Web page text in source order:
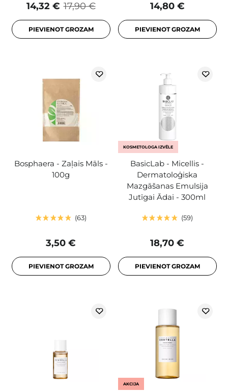
17,90 €
14,32 €
PIEVIENOT GROZAM
14,80 €
PIEVIENOT GROZAM
Bosphaera - Zaļais Māls -
100g
63
3,50 €
PIEVIENOT GROZAM
KOSMETOLOGA IZVĒLE
BasicLab - Micellis -
Dermatoloģiska
Mazgāšanas Emulsija
Jutīgai Ādai - 300ml
59
18,70 €
PIEVIENOT GROZAM
AKCIJA